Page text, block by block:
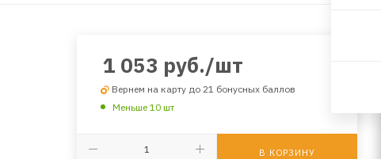
1 053 руб./шт
Вернем на карту до 21 бонусных баллов
Меньше 10 шт
В КОРЗИНУ